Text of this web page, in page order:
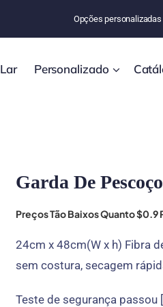
Opções personalizadas
Lar Personalizado
Garda De
Preços Tão Baixos Quanto
24cm x 48cm(W x h) Fibra
sem costura, secagem
Teste de segurança passou